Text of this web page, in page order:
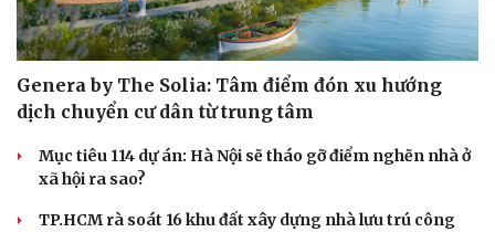
Genera by The Solia: Tâm điểm đón xu hướng
dịch chuyển cư dân từ trung tâm
Mục tiêu 114 dự án: Hà Nội sẽ tháo gỡ điểm nghẽn nhà ở
xã hội ra sao?
TP.HCM rà soát 16 khu đất xây dựng nhà lưu trú công